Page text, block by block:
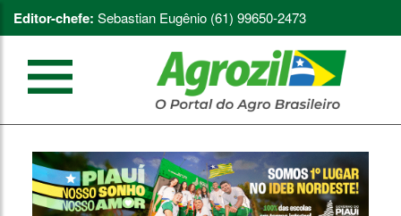
Editor-chefe: Sebastian Eugênio (61) 99650-2473